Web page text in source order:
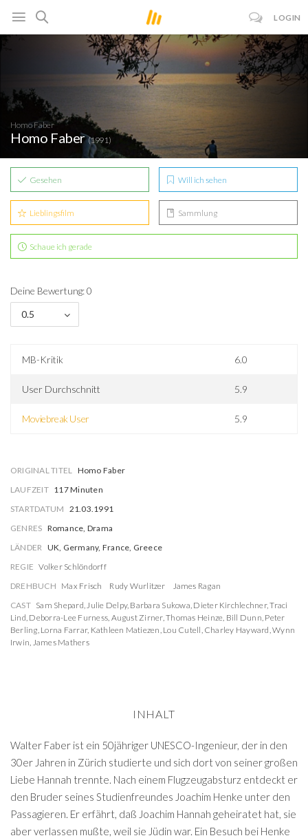
LOGIN
Homo Faber
Homo Faber(1991)
Gesehen Will ich sehen
Lieblingsfilm Sammlung
Schaue ich gerade
Deine Bewertung: 0
0.5
MB-Kritik 6.0
User Durchschnitt 5.9
Moviebreak User 5.9
ORIGINAL TITEL Homo Faber
LAUFZEIT 117 Minuten
STARTDATUM 21.03.1991
GENRES Romance, Drama
LÄNDER UK, Germany, France, Greece
REGIE Volker Schlöndorff
DREHBUCH Max Frisch Rudy Wurlitzer
James Ragan
CAST Sam Shepard,Julie Delpy, Barbara Sukowa, Dieter Kirchlechner,Traci
Lind, Deborra-Lee Furness, August Zirner,Thomas Heinze, Bill Dunn, Peter
Berling, Lorna Farrar, Kathleen Matiezen, Lou Cutell, Charley Hayward,Wynn
Irwin, James Mathers
INHALT
Walter Faber ist ein 50jähriger UNESCO-Ingenieur, der in den
30er Jahren in Zürich studierte und sich dort von seiner großen
Liebe Hannah trennte. Nach einem Flugzeugabsturz entdeckt er
den Bruder seines Studienfreundes Joachim Henke unter den
Passagieren. Er erfährt, daß Joachim Hannah geheiratet hat, sie
aber verlassen mußte, weil sie Jüdin war. Ein Besuch bei Henke